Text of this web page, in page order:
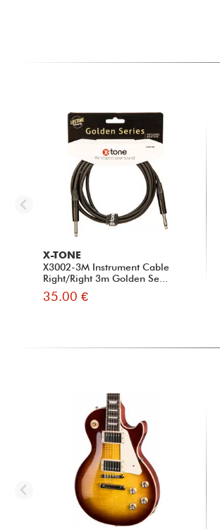
X-TONE
X3002-3M Instrument Cable
Right/Right 3m Golden Se...
35.00 €